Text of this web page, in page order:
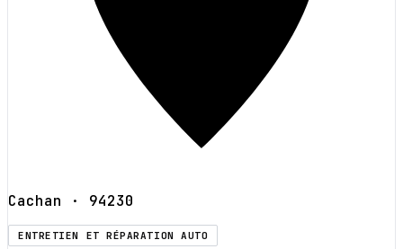
Cachan · 94230
ENTRETIEN ET RÉPARATION AUTO